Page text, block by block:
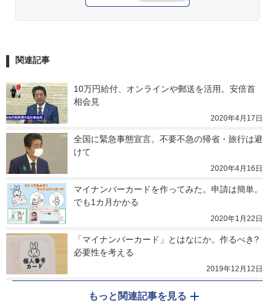
関連記事
10万円給付、オンラインや郵送を活用。安倍首
相会見
2020年4月17日
全国に緊急事態宣言。不要不急の帰省・旅行は避
けて
2020年4月16日
マイナンバーカードを作ってみた。申請は簡単。
でも1カ月かかる
2020年1月22日
「マイナンバーカード」とはなにか。作るべき?
必要性を考える
2019年12月12日
もっと関連記事を見る